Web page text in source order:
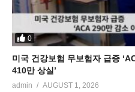
0
미국 건강보험 무보험자 급증
410만 상실’
admin AUGUST 1, 2026